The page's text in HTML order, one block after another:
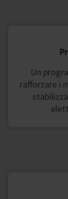
Un
rafforzare i